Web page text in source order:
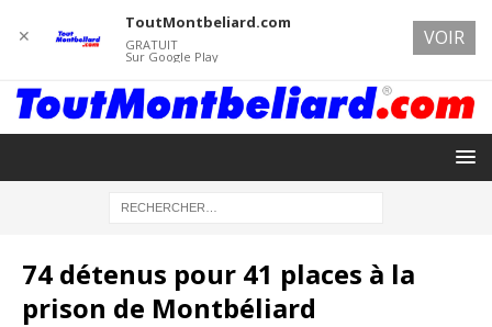
74 détenus pour 41 places à la
prison de Montbéliard
✕
ToutMontbeliard.com
GRATUIT
Sur Google Play
VOIR